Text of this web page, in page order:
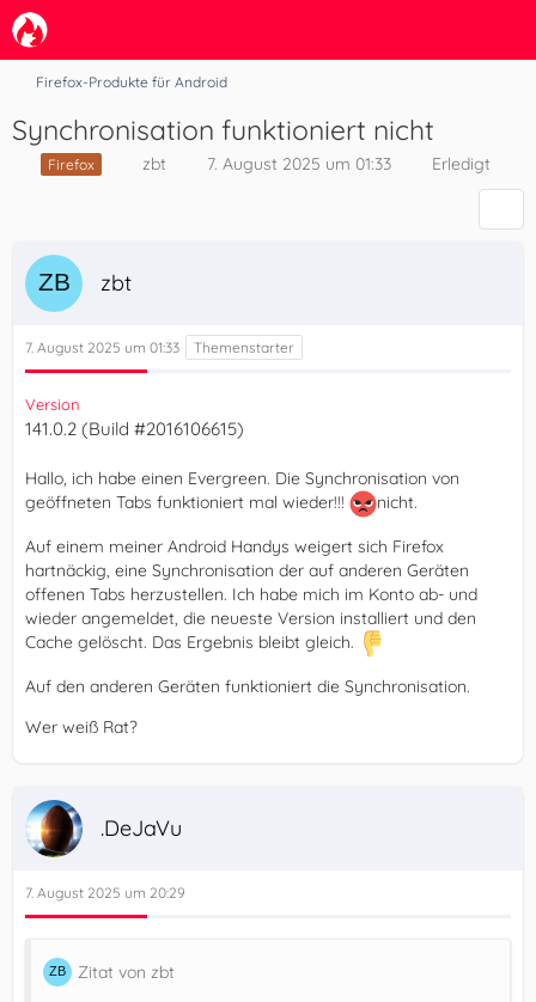
Firefox-Produkte für Android
Synchronisation funktioniert nicht
Firefox zbt 7. August 2025 um 01:33 Erledigt
zbt
7. August 2025 um 01:33
Version
141.0.2 (Build #2016106615)
Hallo, ich habe einen Evergreen. Die Synchronisation von
geöffneten Tabs funktioniert mal wieder!!!
nicht.
Auf einem meiner Android Handys weigert sich Firefox
hartnäckig, eine Synchronisation der auf anderen Geräten
offenen Tabs herzustellen. Ich habe mich im Konto ab- und
wieder angemeldet, die neueste Version installiert und den
Cache gelöscht. Das Ergebnis bleibt gleich.
Auf den anderen Geräten funktioniert die Synchronisation.
Wer weiß Rat?
.DeJaVu
7. August 2025 um 20:29
Zitat von zbt